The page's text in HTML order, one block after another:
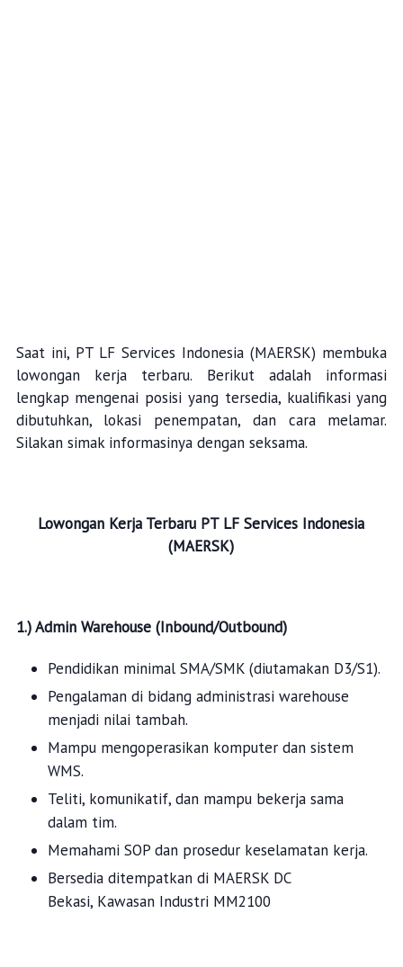
Saat ini, PT LF Services Indonesia (MAERSK) membuka
lowongan kerja terbaru. Berikut adalah informasi
lengkap mengenai posisi yang tersedia, kualifikasi yang
dibutuhkan, lokasi penempatan, dan cara melamar.
Silakan simak informasinya dengan seksama.
Lowongan Kerja Terbaru PT LF Services Indonesia
(MAERSK)
1.)Admin Warehouse (Inbound/Outbound)
Pendidikan minimal SMA/SMK (diutamakan D3/S1).
Pengalaman di bidang administrasi warehouse
menjadi nilai tambah.
Mampu mengoperasikan komputer dan sistem
WMS.
Teliti, komunikatif, dan mampu bekerja sama
dalam tim.
Memahami SOP dan prosedur keselamatan kerja.
Bersedia ditempatkan di MAERSK DC
Bekasi, Kawasan Industri MM2100